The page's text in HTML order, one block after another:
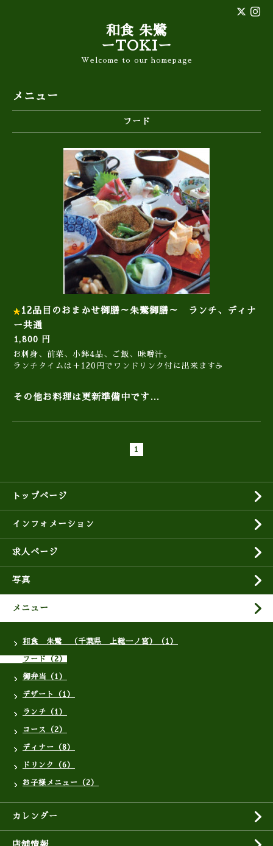
和食 朱鷺
ーTOKIー
Welcome to our homepage
メニュー
フード
12品目のおまかせ御膳～朱鷺御膳～ ランチ、ディナ
ー共通
1,800 円
お刺身、前菜、小鉢4品、ご飯、味噌汁。
ランチタイムは＋120円でワンドリンク付に出来ます☕
その他お料理は更新準備中です…
1
トップページ
インフォメーション
求人ページ
写真
メニュー
和食 朱鷺 （千葉県 上総一ノ宮）（1）
フード（2）
御弁当（1）
デザート（1）
ランチ（1）
コース（2）
ディナー（8）
ドリンク（6）
お子様メニュー（2）
カレンダー
店舗情報